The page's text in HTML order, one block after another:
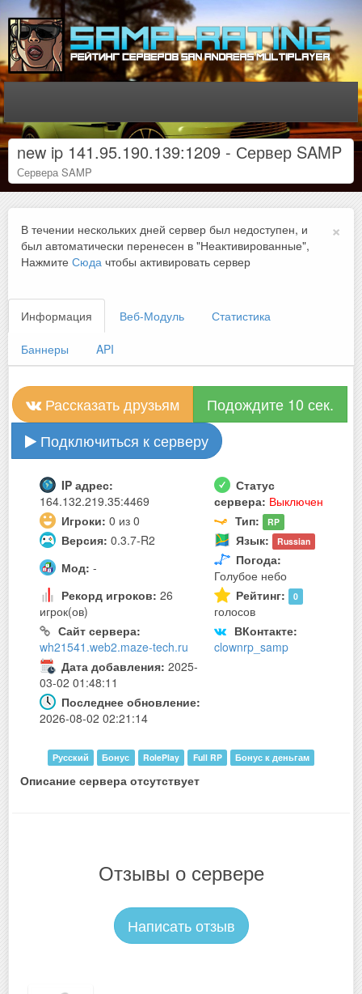
new ip 141.95.190.139:1209 - Сервер SAMP
Сервера SAMP
×
В течении нескольких дней сервер был недоступен, и
был автоматически перенесен в "Неактивированные",
Нажмите Сюда чтобы активировать сервер
Информация Веб-Модуль Статистика
Баннеры API
Рассказать друзьям
Подождите 10 сек.
Подключиться к серверу
IP адрес:
164.132.219.35:4469
Статус
сервера: Выключен
Игроки: 0 из 0 Тип: RP
Версия: 0.3.7-R2 Язык: Russian
Мод: -
Погода:
Голубое небо
Рекорд игроков: 26
игрок(ов)
Рейтинг: 0
голосов
Сайт сервера:
wh21541.web2.maze-tech.ru
ВКонтакте:
clownrp_samp
Дата добавления: 2025-
03-02 01:48:11
Последнее обновление:
2026-08-02 02:21:14
Русский Бонус RolePlay Full RP Бонус к деньгам
Описание сервера отсутствует
Отзывы о сервере
Написать отзыв